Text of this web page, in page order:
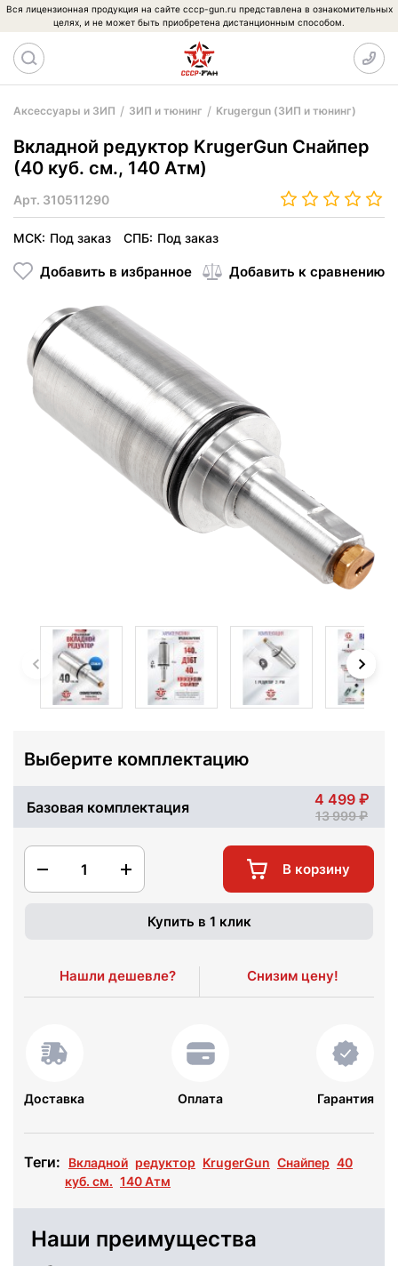
Вся лицензионная продукция на сайте cccp-gun.ru представлена в ознакомительных
целях, и не может быть приобретена дистанционным способом.
Аксессуары и ЗИП ЗИП и тюнинг Krugergun (ЗИП и тюнинг)
Вкладной редуктор KrugerGun Снайпер
(40 куб. см., 140 Атм)
Арт. 310511290
МСК: Под заказ СПБ: Под заказ
Добавить в избранное Добавить к сравнению
Выберите комплектацию
Базовая комплектация 4 499
13 999
1 В корзину
Купить в 1 клик
Нашли дешевле? Снизим цену!
Доставка Оплата Гарантия
Теги: Вкладной редуктор KrugerGun Снайпер 40
куб. см. 140 Атм
Наши преимущества